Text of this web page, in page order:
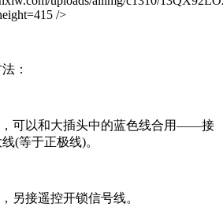
/>
：
可以和大插头中的蓝色线合用——接
(等于正极线)。
接遥控开锁信号线。